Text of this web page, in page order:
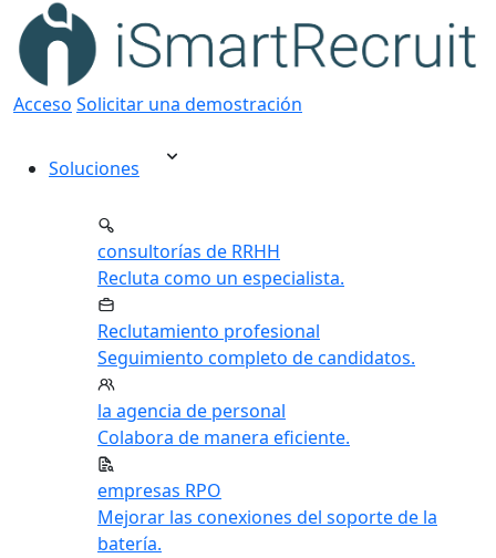
Acceso Solicitar una demostración
Soluciones
consultorías de RRHH
Recluta como un especialista.
Reclutamiento profesional
Seguimiento completo de candidatos.
la agencia de personal
Colabora de manera eficiente.
empresas RPO
Mejorar las conexiones del soporte de la
batería.